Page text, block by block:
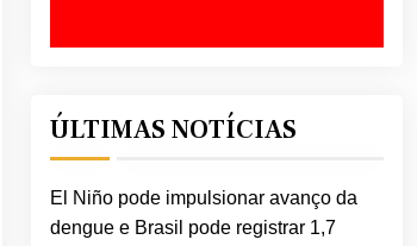
ÚLTIMAS NOTÍCIAS
El Niño pode impulsionar avanço da
dengue e Brasil pode registrar 1,7